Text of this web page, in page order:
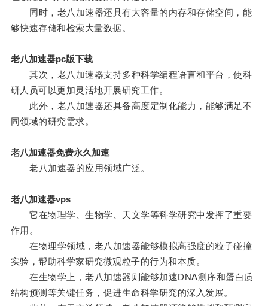
同时，老八加速器还具有大容量的内存和存储空间，能
够快速存储和检索大量数据。
老八加速器pc版下载
其次，老八加速器支持多种科学编程语言和平台，使科
研人员可以更加灵活地开展研究工作。
此外，老八加速器还具备高度定制化能力，能够满足不
同领域的研究需求。
老八加速器免费永久加速
老八加速器的应用领域广泛。
老八加速器vps
它在物理学、生物学、天文学等科学研究中发挥了重要
作用。
在物理学领域，老八加速器能够模拟高强度的粒子碰撞
实验，帮助科学家研究微观粒子的行为和本质。
在生物学上，老八加速器则能够加速DNA测序和蛋白质
结构预测等关键任务，促进生命科学研究的深入发展。